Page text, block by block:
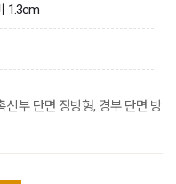
1.3cm
신부 단면 장방형, 경부 단면 방